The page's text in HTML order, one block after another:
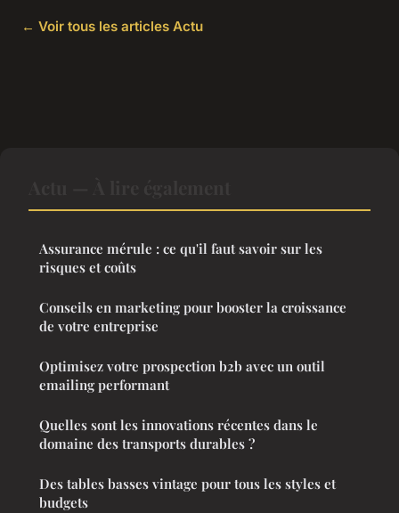
← Voir tous les articles Actu
Assurance mérule : ce qu'il faut savoir sur les
risques et coûts
Conseils en marketing pour booster la croissance
de votre entreprise
Optimisez votre prospection b2b avec un outil
emailing performant
Quelles sont les innovations récentes dans le
domaine des transports durables ?
Des tables basses vintage pour tous les styles et
budgets